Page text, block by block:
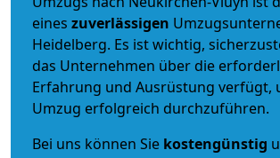
eines zuverlässigen
Heidelberg. Es ist wichtig,
das Unternehmen über die
Erfahrung und Ausrüstung verfügt,
Umzug erfolgreich durchzuführen.
Bei uns können Sie kostengünstig